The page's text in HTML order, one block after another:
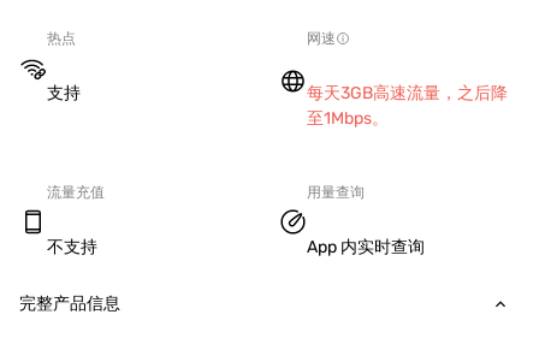
热点
支持
网速
每天3GB高速流量，之后降
至1Mbps。
流量充值
不支持
用量查询
App 内实时查询
完整产品信息